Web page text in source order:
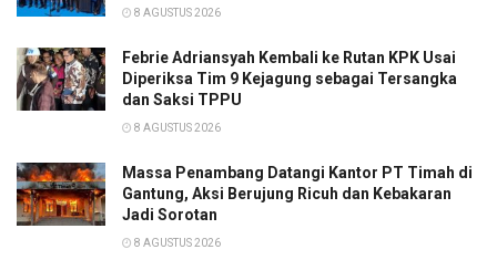
8 AGUSTUS 2026
Febrie Adriansyah Kembali ke Rutan KPK Usai
Diperiksa Tim 9 Kejagung sebagai Tersangka
dan Saksi TPPU
8 AGUSTUS 2026
Massa Penambang Datangi Kantor PT Timah di
Gantung, Aksi Berujung Ricuh dan Kebakaran
Jadi Sorotan
8 AGUSTUS 2026